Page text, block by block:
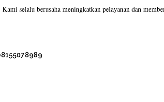
selalu berusaha meningkatkan pelayanan dan